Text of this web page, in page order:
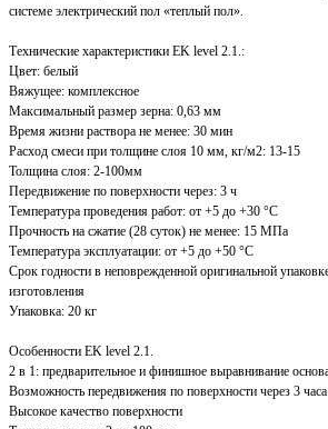
системе электрический пол «теплый пол».
Технические характеристики EK level 2.1.:
Цвет: белый
Вяжущее: комплексное
Максимальный размер зерна: 0,63 мм
Время жизни раствора не менее: 30 мин
Расход смеси при толщине слоя 10 мм, кг/м2: 13-15
Толщина слоя: 2-100мм
Передвижение по поверхности через: 3 ч
Температура проведения работ: от +5 до +30 °С
Прочность на сжатие (28 суток) не менее: 15 МПа
Температура эксплуатации: от +5 до +50 °С
Срок годности в неповрежденной оригинальной
изготовления
Упаковка: 20 кг
Особенности EK level 2.1.
2 в 1: предварительное и финишное выравнивание
Возможность передвижения по поверхности через 3 часа
Высокое качество поверхности